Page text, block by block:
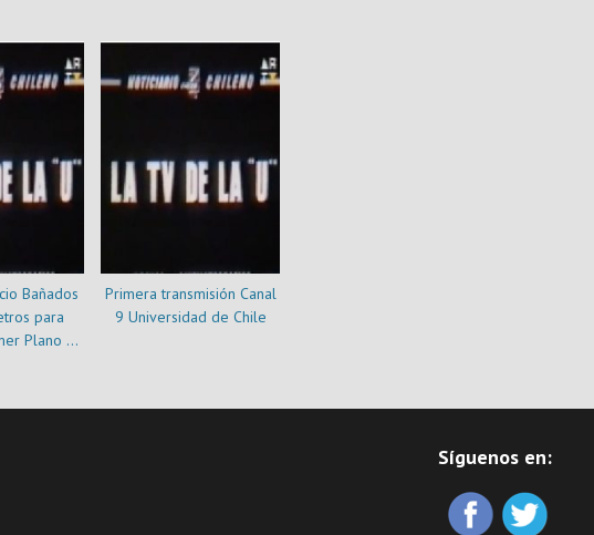
Bañados
para
Plano de
Primera transmisión Canal
9 Universidad de Chile
Síguenos en: